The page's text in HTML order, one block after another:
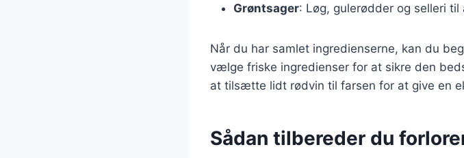
Grøntsager: Løg, gulerødder og selleri
Når du har samlet ingredienserne, kan du
vælge friske ingredienser for at sikre den
at tilsætte lidt rødvin til farsen for at give en
Sådan tilbereder du